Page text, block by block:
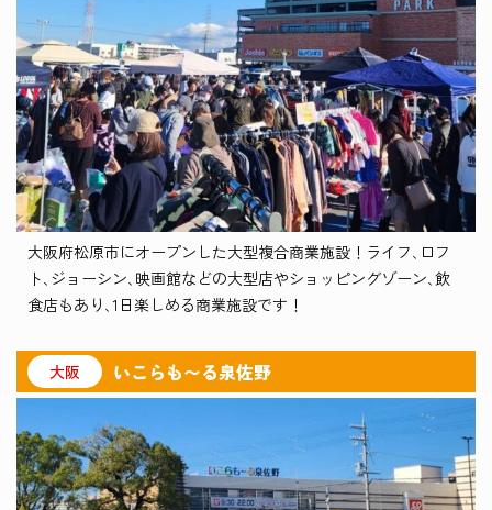
大阪府松原市にオープンした大型複合商業施設！ライフ､ロフ
ト､ジョーシン､映画館などの大型店やショッピングゾーン､飲
食店もあり､1日楽しめる商業施設です！
大阪 いこらも〜る泉佐野